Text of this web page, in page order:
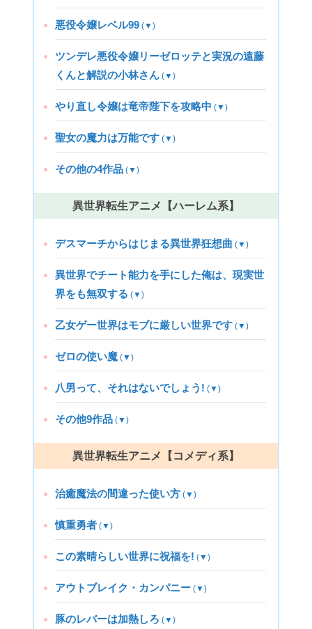
悪役令嬢レベル99 (▼)
ツンデレ悪役令嬢リーゼロッテと実況の遠藤
くんと解説の小林さん (▼)
やり直し令嬢は竜帝陛下を攻略中 (▼)
聖女の魔力は万能です (▼)
その他の4作品 (▼)
異世界転生アニメ【ハーレム系】
デスマーチからはじまる異世界狂想曲 (▼)
異世界でチート能力を手にした俺は、現実世
界をも無双する (▼)
乙女ゲー世界はモブに厳しい世界です (▼)
ゼロの使い魔 (▼)
八男って、それはないでしょう! (▼)
その他9作品 (▼)
異世界転生アニメ【コメディ系】
治癒魔法の間違った使い方 (▼)
慎重勇者 (▼)
この素晴らしい世界に祝福を! (▼)
アウトブレイク・カンパニー (▼)
豚のレバーは加熱しろ (▼)